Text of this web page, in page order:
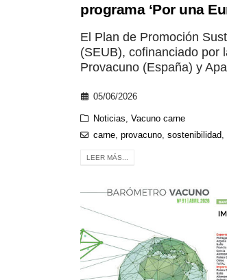
programa ‘Por una
El Plan de Promoción
(SEUB), cofinanciado por
Provacuno (España) y
05/06/2026
Noticias
Vacuno carne
carne, provacuno, sostenibilidad
LEER MÁS...